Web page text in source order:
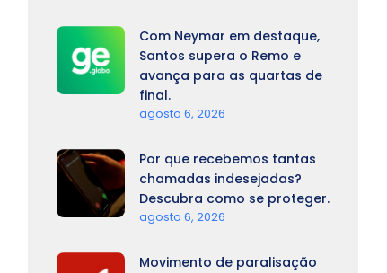
Com Neymar em destaque,
Santos supera o Remo e
avança para as quartas de
final.
agosto 6, 2026
Por que recebemos tantas
chamadas indesejadas?
Descubra como se proteger.
agosto 6, 2026
Movimento de paralisação